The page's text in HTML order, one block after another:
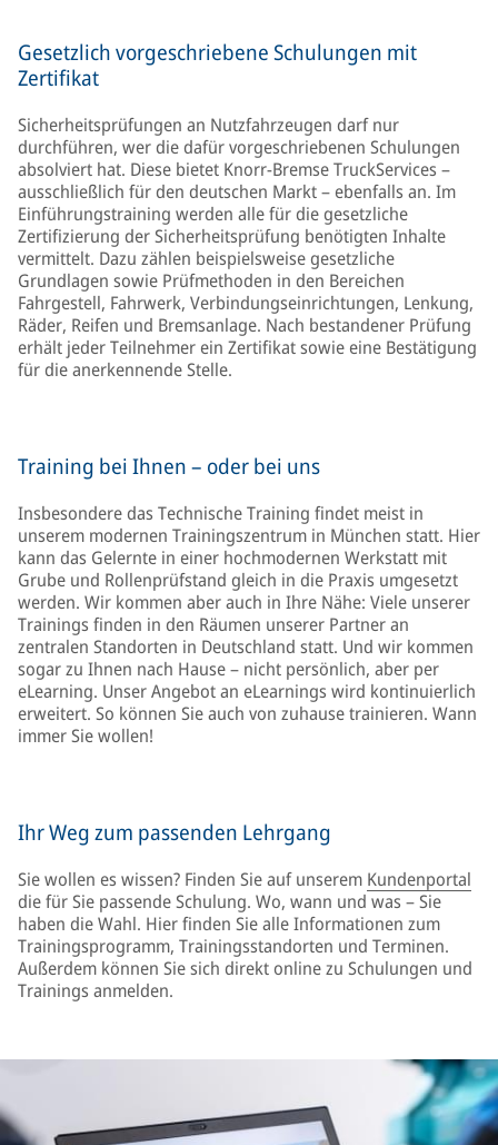
Gesetzlich vorgeschriebene Schulungen mit
Zertifikat
Sicherheitsprüfungen an Nutzfahrzeugen darf nur
durchführen, wer die dafür vorgeschriebenen Schulungen
absolviert hat. Diese bietet Knorr-Bremse TruckServices –
ausschließlich für den deutschen Markt – ebenfalls an. Im
Einführungstraining werden alle für die gesetzliche
Zertifizierung der Sicherheitsprüfung benötigten Inhalte
vermittelt. Dazu zählen beispielsweise gesetzliche
Grundlagen sowie Prüfmethoden in den Bereichen
Fahrgestell, Fahrwerk, Verbindungseinrichtungen, Lenkung,
Räder, Reifen und Bremsanlage. Nach bestandener Prüfung
erhält jeder Teilnehmer ein Zertifikat sowie eine Bestätigung
für die anerkennende Stelle.
Training bei Ihnen – oder bei uns
Insbesondere das Technische Training findet meist in
unserem modernen Trainingszentrum in München statt. Hier
kann das Gelernte in einer hochmodernen Werkstatt mit
Grube und Rollenprüfstand gleich in die Praxis umgesetzt
werden. Wir kommen aber auch in Ihre Nähe: Viele unserer
Trainings finden in den Räumen unserer Partner an
zentralen Standorten in Deutschland statt. Und wir kommen
sogar zu Ihnen nach Hause – nicht persönlich, aber per
eLearning. Unser Angebot an eLearnings wird kontinuierlich
erweitert. So können Sie auch von zuhause trainieren. Wann
immer Sie wollen!
Ihr Weg zum passenden Lehrgang
Sie wollen es wissen? Finden Sie auf unserem Kundenportal
die für Sie passende Schulung. Wo, wann und was – Sie
haben die Wahl. Hier finden Sie alle Informationen zum
Trainingsprogramm, Trainingsstandorten und Terminen.
Außerdem können Sie sich direkt online zu Schulungen und
Trainings anmelden.